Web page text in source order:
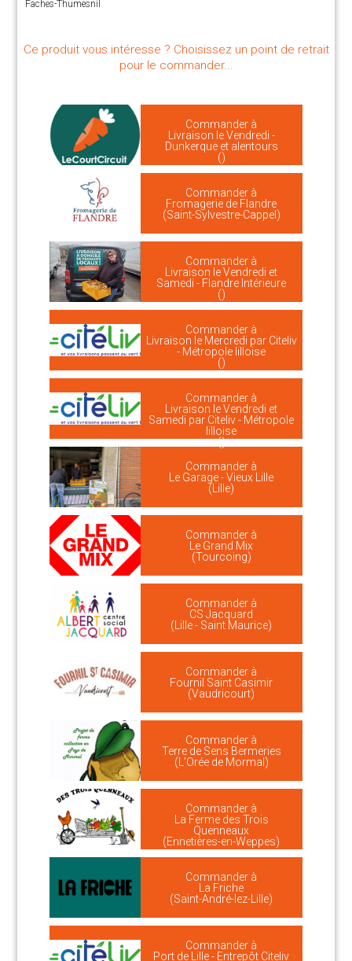
Faches-Thumesnil
Ce produit vous intéresse ? Choisissez un point de retrait
pour le commander...
Commander à
Livraison le Vendredi -
Dunkerque et alentours
()
Commander à
Fromagerie de Flandre
(Saint-Sylvestre-Cappel)
Commander à
Livraison le Vendredi et
Samedi - Flandre Intérieure
()
Commander à
Livraison le Mercredi par Citeliv
- Métropole lilloise
()
Commander à
Livraison le Vendredi et
Samedi par Citeliv - Métropole
lilloise
()
Commander à
Le Garage - Vieux Lille
(Lille)
Commander à
Le Grand Mix
(Tourcoing)
Commander à
CS Jacquard
(Lille - Saint Maurice)
Commander à
Fournil Saint Casimir
(Vaudricourt)
Commander à
Terre de Sens Bermeries
(L'Orée de Mormal)
Commander à
La Ferme des Trois
Quenneaux
(Ennetières-en-Weppes)
Commander à
La Friche
(Saint-André-lez-Lille)
Commander à
Port de Lille - Entrepôt Citeliv